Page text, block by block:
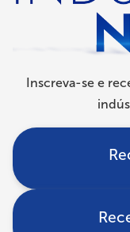
Inscreva-se e